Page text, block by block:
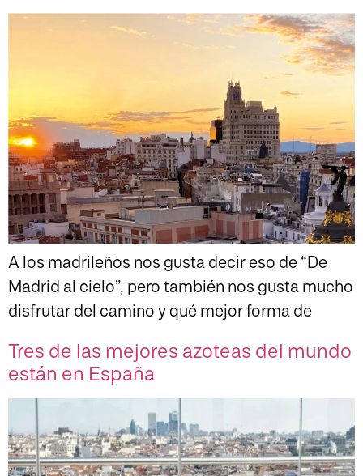
A los madrileños nos gusta decir eso de “De
Madrid al cielo”, pero también nos gusta mucho
disfrutar del camino y qué mejor forma de
Tres de las mejores azoteas del mundo
están en España